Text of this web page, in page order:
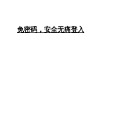
免密码，安全无痛登入